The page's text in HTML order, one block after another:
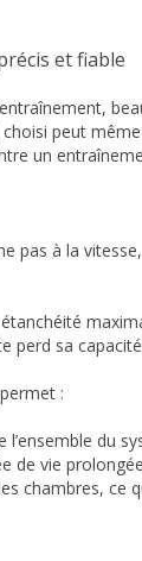
et fiable
peut
un
pas à la
sa capacité
:
du
de vie
chambres, ce